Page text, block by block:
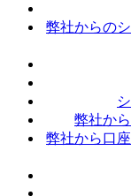
弊社からの
弊社か
弊社から口